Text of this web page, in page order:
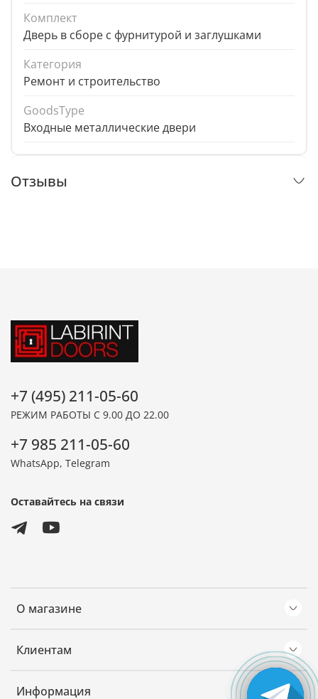
Комплект
Дверь в сборе с фурнитурой и заглушками
Категория
Ремонт и строительство
GoodsType
Входные металлические двери
Отзывы
О магазине
Клиентам
Информация
+7 (495) 211-05-60
РЕЖИМ РАБОТЫ С 9.00 ДО 22.00
+7 985 211-05-60
WhatsApp, Telegram
Оставайтесь на связи